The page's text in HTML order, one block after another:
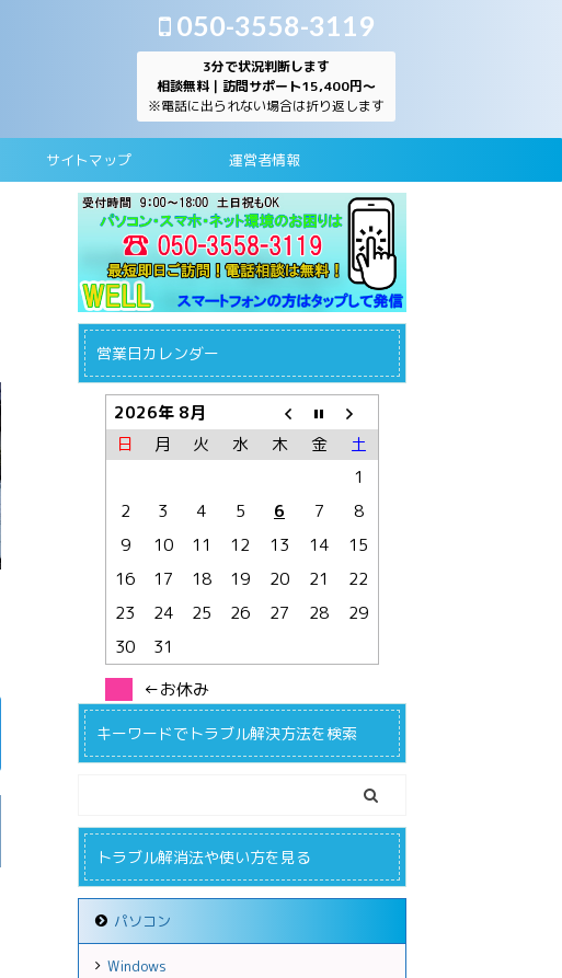
050-3558-3119
3分で状況判断します
相談無料｜訪問サポート15,400円～
※電話に出られない場合は折り返します
サイトマップ 運営者情報
営業日カレンダー
2026年 8月
日
月 火 水 木 金
土
1
2
3 4 5 6 7
8
9
10 11 12 13 14
15
16
17 18 19 20 21
22
23
24 25 26 27 28
29
30
31
←お休み
キーワードでトラブル解決方法を検索
トラブル解消法や使い方を見る
パソコン
Windows